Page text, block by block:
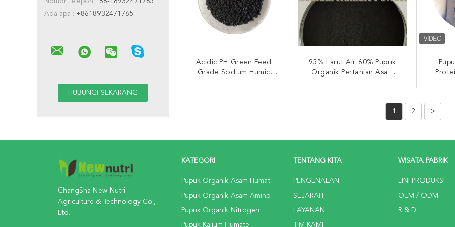
Ada apa : +8618932471765
Acidic PH Green Feed
Grade Sodium Humic
95% Larut Air 60% Pupuk
Organik Pertanian Asam
1 2 >
ChangSha New-Nutri
Agriculture & Technology Co.,
Ltd.
KATEGORI
Pupuk Organik Asam Humat
Pupuk Organik Asam Amino
Pupuk Organik Nitrogen
Pupuk Kalium Humate
TENTANG KITA
PENGENALAN
SEJARAH
LAYANAN
TIM KAMI
WISATA PABRIK
LINI PRODUKSI
OEM / ODM
R & D